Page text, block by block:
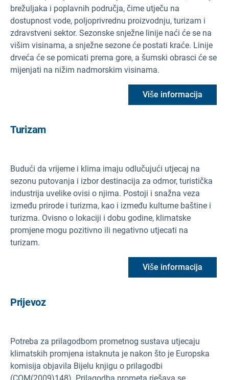
brežuljaka i poplavnih područja, čime utječu na
dostupnost vode, poljoprivrednu proizvodnju, turizam i
zdravstveni sektor. Sezonske snježne linije naći će se na
višim visinama, a snježne sezone će postati kraće. Linije
drveća će se pomicati prema gore, a šumski obrasci će se
mijenjati na nižim nadmorskim visinama.
Više informacija
Turizam
Budući da vrijeme i klima imaju odlučujući utjecaj na
sezonu putovanja i izbor destinacija za odmor, turistička
industrija uvelike ovisi o njima. Postoji i snažna veza
između prirode i turizma, kao i između kulturne baštine i
turizma. Ovisno o lokaciji i dobu godine, klimatske
promjene mogu pozitivno ili negativno utjecati na
turizam.
Više informacija
Prijevoz
Potreba za prilagodbom prometnog sustava utjecaju
klimatskih promjena istaknuta je nakon što je Europska
komisija objavila Bijelu knjigu o prilagodbi